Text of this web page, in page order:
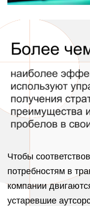
Чтобы
потребностям в
компании
устаревшие